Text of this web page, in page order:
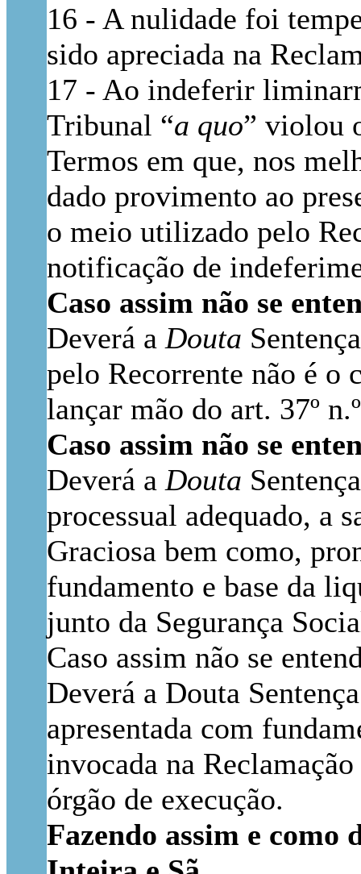
16 - A nulidade foi
sido apreciada na
17 - Ao indeferir
Tribunal “a quo” violou
Termos em que, nos
dado provimento ao
o meio utilizado pelo
notificação de
Caso assim não se
Deverá a Douta
pelo Recorrente não é
lançar mão do art. 37º
Caso assim não se
Deverá a Douta
processual adequado, a
Graciosa bem como,
fundamento e base da
junto da Segurança
Caso assim não se
Deverá a Douta
apresentada com
invocada na
órgão de execução.
Fazendo assim e como